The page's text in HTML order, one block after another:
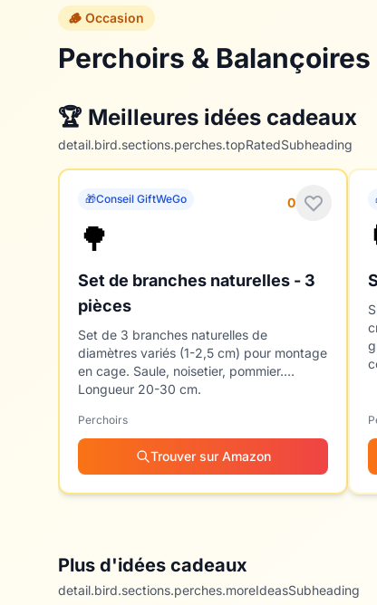
🪵 Occasion
Perchoirs & Balançoires
🏆 Meilleures idées cadeaux
detail.bird.sections.perches.topRatedSubheading
0
🎁Conseil GiftWeGo
🌳
Set de branches naturelles - 3
pièces
Set de 3 branches naturelles de
diamètres variés (1-2,5 cm) pour montage
en cage. Saule, noisetier, pommier.
Longueur 20-30 cm.
Perchoirs
Trouver sur Amazon
Plus d'idées cadeaux
detail.bird.sections.perches.moreIdeasSubheading